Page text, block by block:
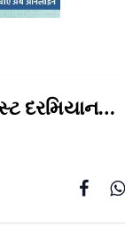
ગુજરાતમાં 9 થી 17 ઓગસ્ટ દરમિયાન "હર ઘર તિરંગા"